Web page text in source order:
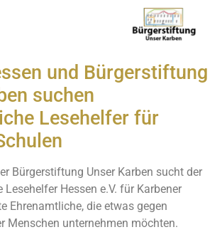
und Bürgerstiftung
suchen
Lesehelfer für
Bürgerstiftung Unser Karben sucht der
Lesehelfer Hessen e.V. für Karbener
Ehrenamtliche, die etwas gegen
Menschen unternehmen möchten.